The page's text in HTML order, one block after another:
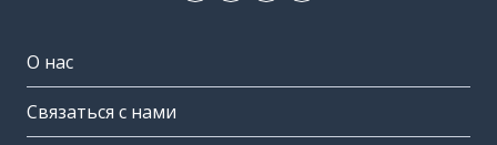
О нас
Связаться с нами